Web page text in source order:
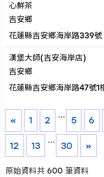
心鮮茶
吉安鄉
花蓮縣吉安鄉海岸路339號
漢堡大師(吉安海岸店)
吉安鄉
花蓮縣吉安鄉海岸路47號1
« 1 2
...
5 6
12 13
...
30 »
原始資料共 600 筆資料